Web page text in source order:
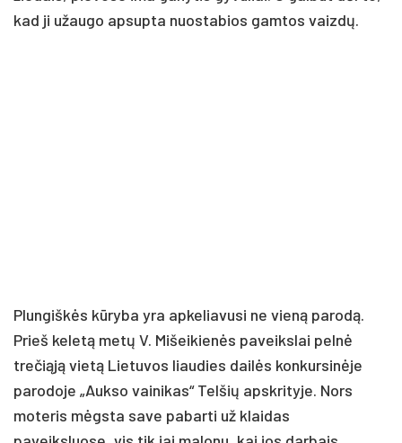
kad ji užaugo apsupta nuostabios gamtos vaizdų.
Plungiškės kūryba yra apkeliavusi ne vieną parodą.
Prieš keletą metų V. Mišeikienės paveikslai pelnė
trečiąją vietą Lietuvos liaudies dailės konkursinėje
parodoje „Aukso vainikas“ Telšių apskrityje. Nors
moteris mėgsta save pabarti už klaidas